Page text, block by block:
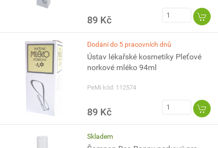
89 Kč
Dodání do 5 pracovních dnů
Ústav lékařské kosmetiky Pleťové
norkové mléko 94ml
PeMi kód: 112574
89 Kč
Skladem